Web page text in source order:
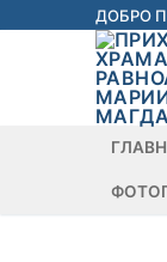
содержимому
ДОБРО